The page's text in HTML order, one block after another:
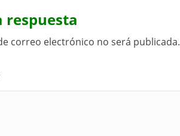
respuesta
correo electrónico no será publicada.